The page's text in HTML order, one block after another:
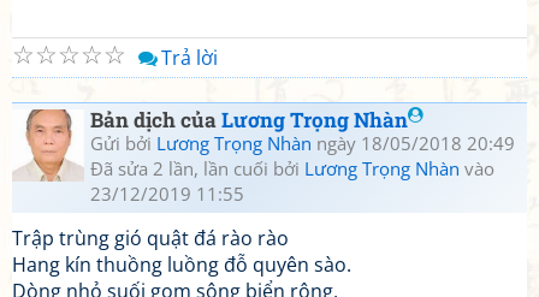
☆
☆
☆
☆
☆ Trả lời
Bản dịch củaLương Trọng Nhàn
Gửi bởi Lương Trọng Nhàn ngày 18/05/2018 20:49
Đã sửa 2 lần, lần cuối bởi Lương Trọng Nhàn vào
23/12/2019 11:55
Trập trùng gió quật đá rào rào
Hang kín thuồng luồng đỗ quyên sào.
Dòng nhỏ suối gom sông biển rộng,